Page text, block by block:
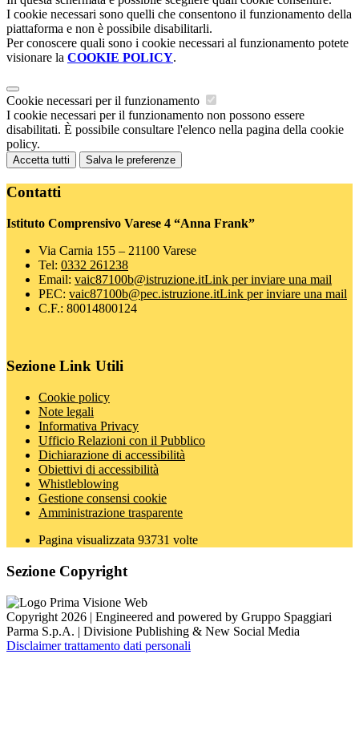
I cookie necessari sono quelli che consentono il funzionamento della
piattaforma e non è possibile disabilitarli.
Per conoscere quali sono i cookie necessari al funzionamento potete
visionare la COOKIE POLICY.
Cookie necessari per il funzionamento
I cookie necessari per il funzionamento non possono essere
disabilitati. È possibile consultare l'elenco nella pagina della cookie
policy.
Accetta tutti Salva le preferenze
Contatti
Istituto Comprensivo Varese 4 “Anna Frank”
Via Carnia 155 – 21100 Varese
Tel: 0332 261238
Email: vaic87100b@istruzione.itLink per inviare una mail
PEC: vaic87100b@pec.istruzione.itLink per inviare una mail
C.F.: 80014800124
Sezione Link Utili
Cookie policy
Note legali
Informativa Privacy
Ufficio Relazioni con il Pubblico
Dichiarazione di accessibilità
Obiettivi di accessibilità
Whistleblowing
Gestione consensi cookie
Amministrazione trasparente
Pagina visualizzata 93731 volte
Sezione Copyright
Copyright 2026 | Engineered and powered by Gruppo Spaggiari
Parma S.p.A. | Divisione Publishing & New Social Media
Disclaimer trattamento dati personali